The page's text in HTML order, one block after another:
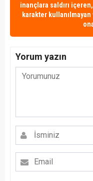
inançlara saldırı
karakter
Yorum yazın